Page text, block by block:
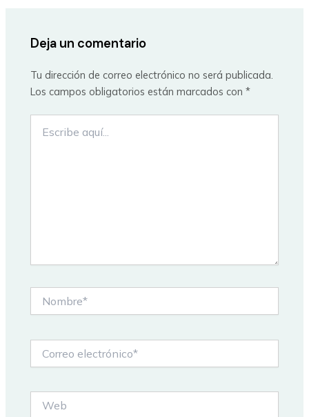
Deja un comentario
Tu dirección de correo electrónico no será publicada.
Los campos obligatorios están marcados con*
aquí...
electrónico*